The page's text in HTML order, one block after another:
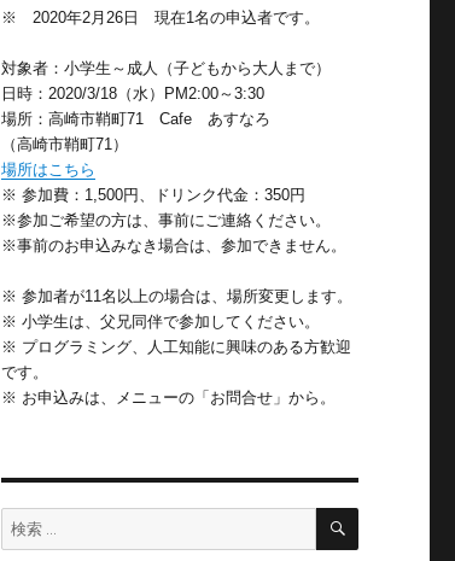
※ 2020年2月26日 現在1名の申込者です。
対象者：小学生～成人（子どもから大人まで）
日時：2020/3/18（水）PM2:00～3:30
場所：高崎市鞘町71 Cafe あすなろ
（高崎市鞘町71）
場所はこちら
※ 参加費：1,500円、ドリンク代金：350円
※参加ご希望の方は、事前にご連絡ください。
※事前のお申込みなき場合は、参加できません。
※ 参加者が11名以上の場合は、場所変更します。
※ 小学生は、父兄同伴で参加してください。
※ プログラミング、人工知能に興味のある方歓迎
です。
※ お申込みは、メニューの「お問合せ」から。
検
検